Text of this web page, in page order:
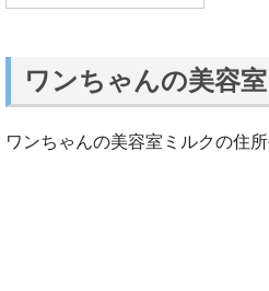
ワンちゃんの美容
ワンちゃんの美容室ミルクの住